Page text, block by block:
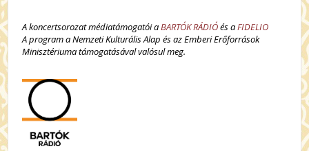
A koncertsorozat médiatámogatói aBARTÓK RÁDIÓés aFIDELIO
A program a Nemzeti Kulturális Alap és az Emberi Erőforrások
Minisztériuma támogatásával valósul meg.